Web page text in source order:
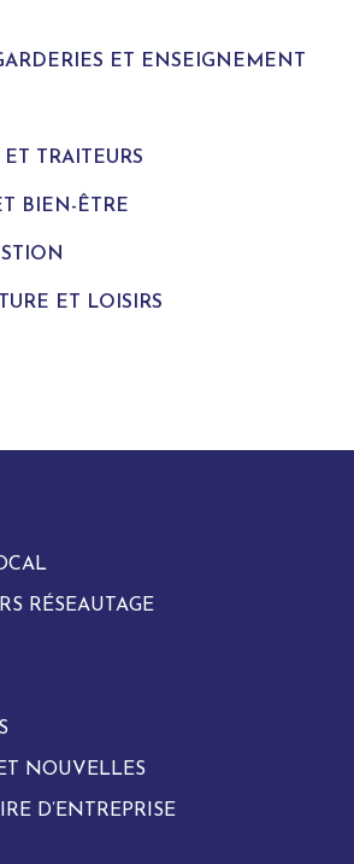
ET ENSEIGNEMENT
TRAITEURS
BIEN-ÊTRE
ET LOISIRS
RÉSEAUTAGE
NOUVELLES
D’ENTREPRISE